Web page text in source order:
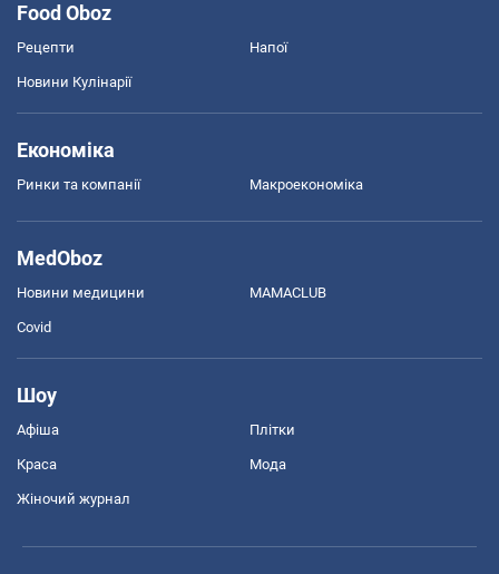
Food Oboz
Рецепти Напої
Новини Кулінарії
Економіка
Ринки та компанії Макроекономіка
MedOboz
Новини медицини MAMACLUB
Covid
Шоу
Афіша Плітки
Краса Мода
Жіночий журнал